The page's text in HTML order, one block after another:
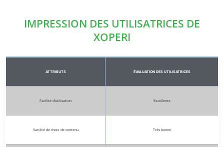
IMPRESSION DES UTILISATRICES DE
XOPERI
ATTRIBUTS ÉVALUATION DES UTILISATRICES
Facilité d’utilisation Excellente
Variété de choix de contenu Très bonne